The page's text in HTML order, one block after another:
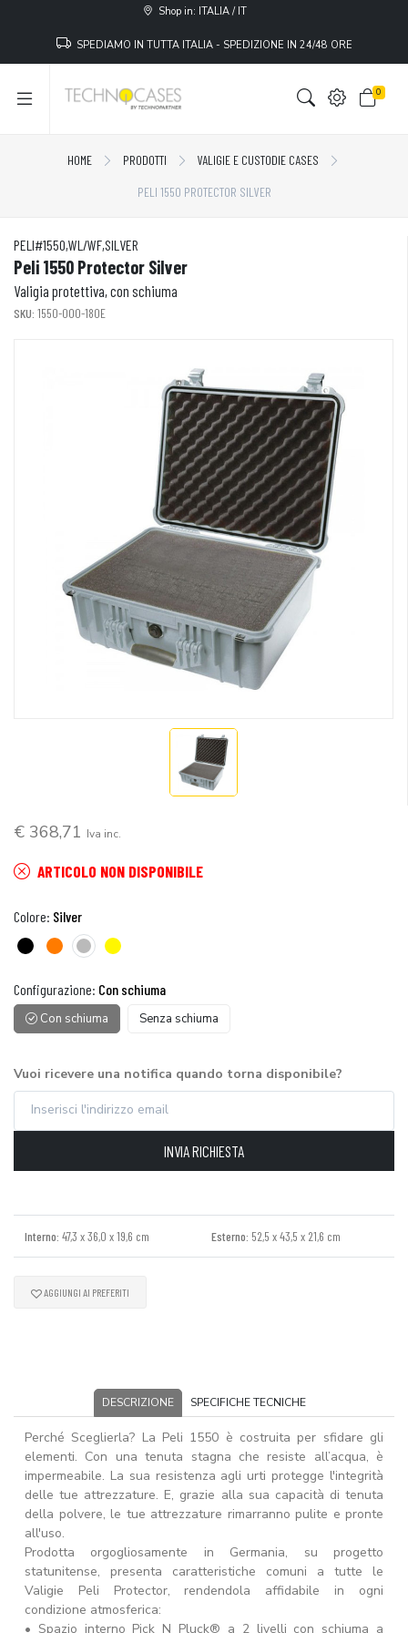
Shop in: ITALIA / IT
SPEDIAMO IN TUTTA ITALIA - SPEDIZIONE IN 24/48 ORE
0
HOME PRODOTTI VALIGIE E CUSTODIE CASES
PELI 1550 PROTECTOR SILVER
PELI#1550,WL/WF,SILVER
Peli 1550 Protector Silver
Valigia protettiva, con schiuma
SKU: 1550-000-180E
€ 368,71 Iva inc.
ARTICOLO NON DISPONIBILE
Colore: Silver
Configurazione: Con schiuma
Con schiuma Senza schiuma
Vuoi ricevere una notifica quando torna disponibile?
INVIA RICHIESTA
Interno: 47,3 x 36,0 x 19,6 cm Esterno: 52,5 x 43,5 x 21,6 cm
AGGIUNGI AI PREFERITI
DESCRIZIONE SPECIFICHE TECNICHE
Perché Sceglierla? La Peli 1550 è costruita per sfidare gli
elementi. Con una tenuta stagna che resiste all’acqua, è
impermeabile. La sua resistenza agli urti protegge l'integrità
delle tue attrezzature. E, grazie alla sua capacità di tenuta
della polvere, le tue attrezzature rimarranno pulite e pronte
all'uso.
Prodotta orgogliosamente in Germania, su progetto
statunitense, presenta caratteristiche comuni a tutte le
Valigie Peli Protector, rendendola affidabile in ogni
condizione atmosferica:
• Spazio interno Pick N Pluck® a 2 livelli con schiuma a